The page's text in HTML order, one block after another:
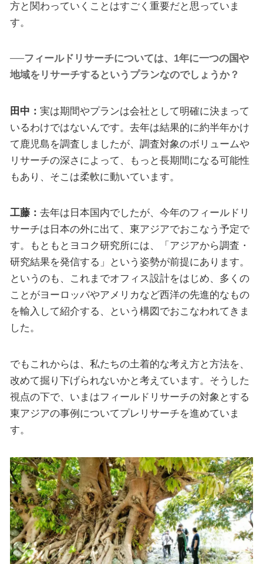
方と関わっていくことはすごく重要だと思っていま
す。
──フィールドリサーチについては、1年に一つの国や
地域をリサーチするというプランなのでしょうか？
田中： 実は期間やプランは会社として明確に決まって
いるわけではないんです。去年は結果的に約半年かけ
て鹿児島を調査しましたが、調査対象のボリュームや
リサーチの深さによって、もっと長期間になる可能性
もあり、そこは柔軟に動いています。
工藤： 去年は日本国内でしたが、今年のフィールドリ
サーチは日本の外に出て、東アジアでおこなう予定で
す。もともとヨコク研究所には、「アジアから調査・
研究結果を発信する」という姿勢が前提にあります。
というのも、これまでオフィス設計をはじめ、多くの
ことがヨーロッパやアメリカなど西洋の先進的なもの
を輸入して紹介する、という構図でおこなわれてきま
した。
でもこれからは、私たちの土着的な考え方と方法を、
改めて掘り下げられないかと考えています。そうした
視点の下で、いまはフィールドリサーチの対象とする
東アジアの事例についてプレリサーチを進めていま
す。